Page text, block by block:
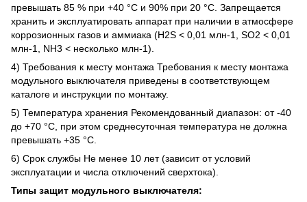
превышать 85 % при +40 °C и 90% при 20 °C. Запрещается
хранить и эксплуатировать аппарат при наличии в атмосфере
коррозионных газов и аммиака (H2S < 0,01 млн-1, SO2 < 0,01
млн-1, NH3 < несколько млн-1).
4) Требования к месту монтажа Требования к месту монтажа
модульного выключателя приведены в соответствующем
каталоге и инструкции по монтажу.
5) Температура хранения Рекомендованный диапазон: от -40
до +70 °C, при этом среднесуточная температура не должна
превышать +35 °C.
6) Срок службы Не менее 10 лет (зависит от условий
эксплуатации и числа отключений сверхтока).
Типы защит модульного выключателя: